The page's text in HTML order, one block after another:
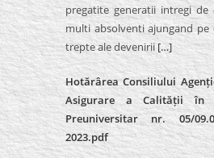
pregatite generatii intregi de
multi absolventi ajungand pe
trepte ale devenirii […]
Hotărârea Consiliului
Asigurare a Calității în
Preuniversitar nr. 05/
2023.pdf